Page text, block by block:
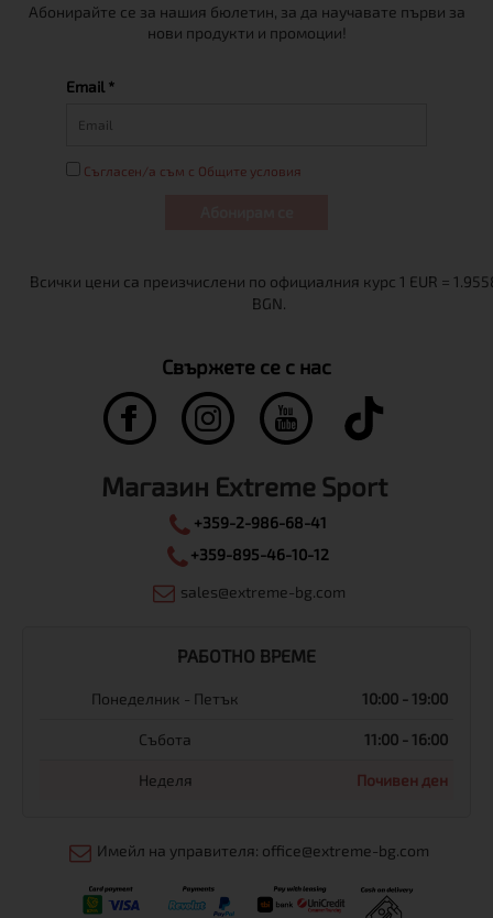
Абонирайте се за нашия бюлетин, за да научавате първи за
нови продукти и промоции!
Email *
Съгласен/а съм с Общите условия
Свържете се с нас
Магазин Extreme Sport
+359-2-986-68-41
+359-895-46-10-12
sales@extreme-bg.com
РАБОТНО ВРЕМЕ
Понеделник - Петък 10:00 - 19:00
Събота 11:00 - 16:00
Неделя Почивен ден
Имейл на управителя: office@extreme-bg.com